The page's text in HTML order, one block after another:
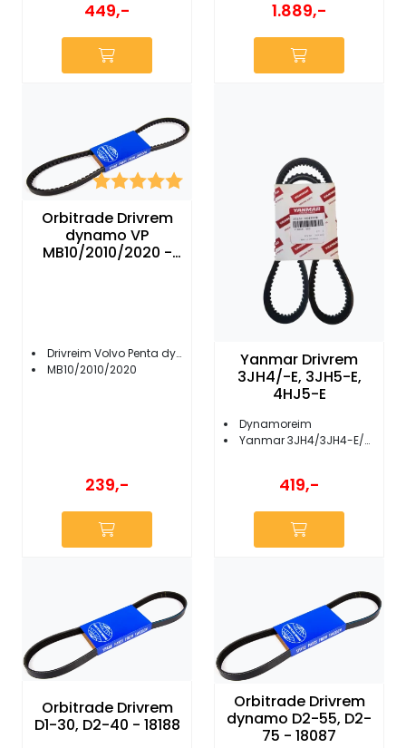
449,- 1.889,-
Karakter:
5.0 av 5 mulige
Orbitrade Drivrem
dynamo VP
MB10/2010/2020 -
Drivreim Volvo Penta dynamo
MB10/2010/2020
239,-
Yanmar Drivrem
3JH4/-E, 3JH5-E,
4HJ5-E
Dynamoreim
Yanmar 3JH4/3JH4-E/3JH5-E/4JH5-E
419,-
Orbitrade Drivrem
D1-30, D2-40 - 18188
Orbitrade Drivrem
dynamo D2-55, D2-
75 - 18087